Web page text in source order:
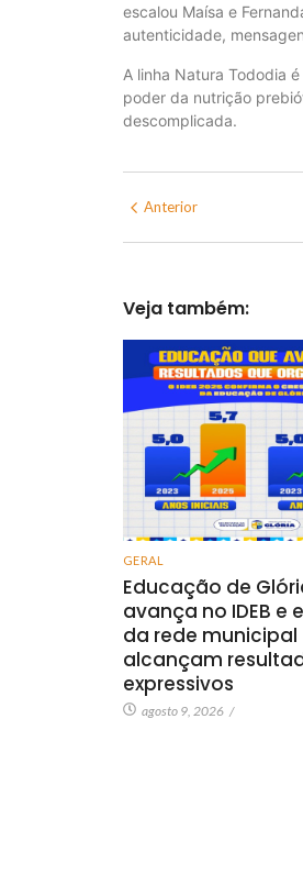
escalou Maísa e
autenticidade,
A linha Natura Tododia
poder da nutrição
descomplicada.
Anterior
Veja também:
GERAL
Educação de
avança no IDEB e
da rede municipal
alcançam
expressivos
agosto 9, 2026 /